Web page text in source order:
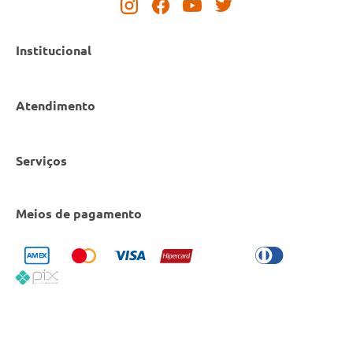
Institucional
Cobre Oferta
Código de Conduta
Atendimento
Política de Privacidade
Política de Reembolso
Serviços
Bulário Anvisa
Condeclin
Convênio Conlife
Meios de pagamento